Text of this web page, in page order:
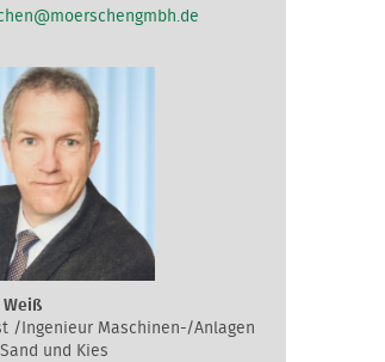
Weiß
/Ingenieur Maschinen-/Anlagen
und Kies